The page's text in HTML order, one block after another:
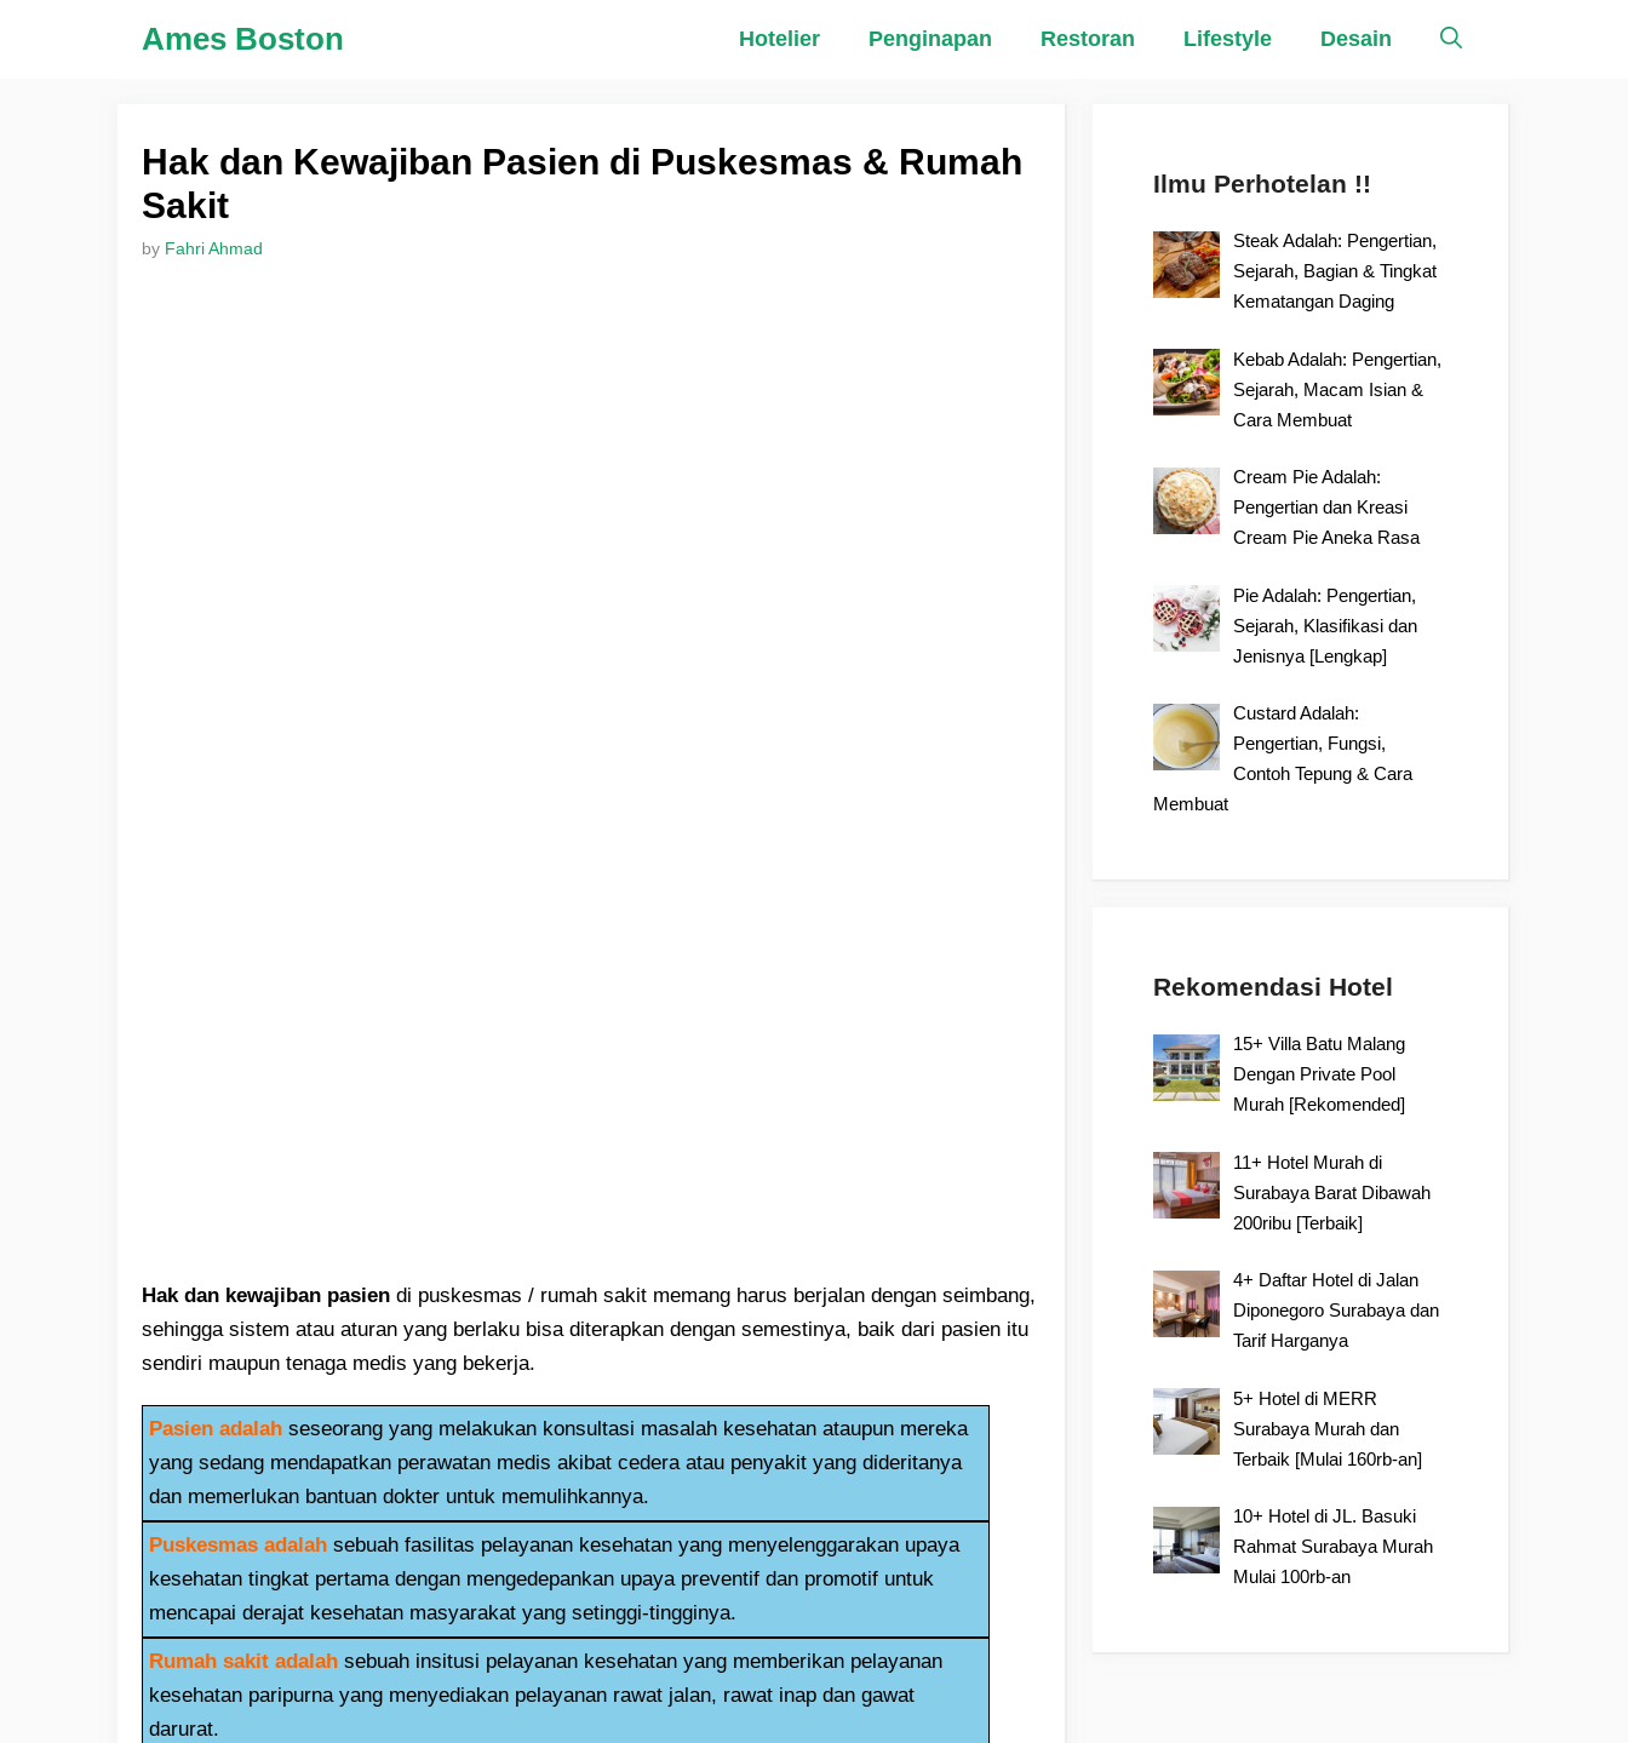
Ames Boston Hotelier Penginapan Restoran Lifestyle Desain
Hak dan Kewajiban Pasien di Puskesmas & Rumah
Sakit
by Fahri Ahmad
Hak dan kewajiban pasien di puskesmas / rumah sakit memang harus berjalan dengan seimbang,
sehingga sistem atau aturan yang berlaku bisa diterapkan dengan semestinya, baik dari pasien itu
sendiri maupun tenaga medis yang bekerja.
Pasien adalah seseorang yang melakukan konsultasi masalah kesehatan ataupun mereka
yang sedang mendapatkan perawatan medis akibat cedera atau penyakit yang dideritanya
dan memerlukan bantuan dokter untuk memulihkannya.
Puskesmas adalah sebuah fasilitas pelayanan kesehatan yang menyelenggarakan upaya
kesehatan tingkat pertama dengan mengedepankan upaya preventif dan promotif untuk
mencapai derajat kesehatan masyarakat yang setinggi-tingginya.
Rumah sakit adalah sebuah insitusi pelayanan kesehatan yang memberikan pelayanan
kesehatan paripurna yang menyediakan pelayanan rawat jalan, rawat inap dan gawat
darurat.
Ilmu Perhotelan !!
Steak Adalah: Pengertian,
Sejarah, Bagian & Tingkat
Kematangan Daging
Kebab Adalah: Pengertian,
Sejarah, Macam Isian &
Cara Membuat
Cream Pie Adalah:
Pengertian dan Kreasi
Cream Pie Aneka Rasa
Pie Adalah: Pengertian,
Sejarah, Klasifikasi dan
Jenisnya [Lengkap]
Custard Adalah:
Pengertian, Fungsi,
Contoh Tepung & Cara
Membuat
Rekomendasi Hotel
15+ Villa Batu Malang
Dengan Private Pool
Murah [Rekomended]
11+ Hotel Murah di
Surabaya Barat Dibawah
200ribu [Terbaik]
4+ Daftar Hotel di Jalan
Diponegoro Surabaya dan
Tarif Harganya
5+ Hotel di MERR
Surabaya Murah dan
Terbaik [Mulai 160rb-an]
10+ Hotel di JL. Basuki
Rahmat Surabaya Murah
Mulai 100rb-an